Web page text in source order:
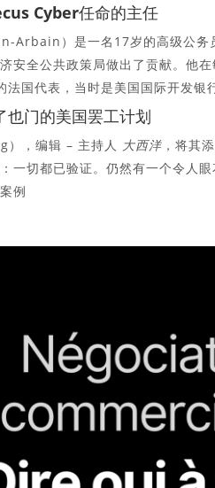
Cyber​​任命的主任
Arbain）是一名17岁的高级公务
安全公共政策局做出了贡献。他
国代表，当时是美国国际开发银
也门的美国罢工计划
，编辑 – 主持人 大西洋 ，将其
一切都已验证。仍然有一个令人
例